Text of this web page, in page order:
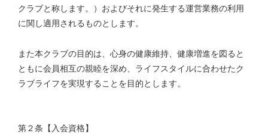
クラブと称します。）およびそれに発生する運営業務の利用
に関し適用されるものとします。
また本クラブの目的は、心身の健康維持、健康増進を図ると
ともに会員相互の親睦を深め、ライフスタイルに合わせたク
ラブライフを実現することを目的とします。
第２条【入会資格】